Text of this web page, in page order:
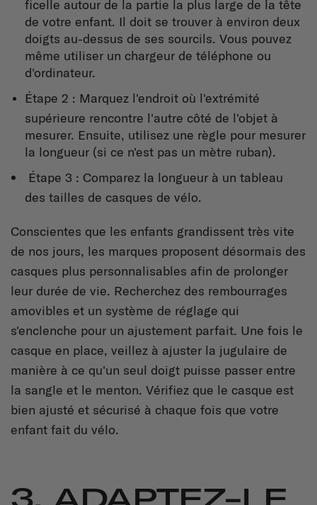
ficelle autour de la partie la plus large de la tête
de votre enfant. Il doit se trouver à environ deux
doigts au-dessus de ses sourcils. Vous pouvez
même utiliser un chargeur de téléphone ou
d'ordinateur.
Étape 2 : Marquez l'endroit où l'extrémité
supérieure rencontre l'autre côté de l'objet à
mesurer. Ensuite, utilisez une règle pour mesurer
la longueur (si ce n'est pas un mètre ruban).
Étape 3 : Comparez la longueur à un tableau
des tailles de casques de vélo.
Conscientes que les enfants grandissent très vite
de nos jours, les marques proposent désormais des
casques plus personnalisables afin de prolonger
leur durée de vie. Recherchez des rembourrages
amovibles et un système de réglage qui
s'enclenche pour un ajustement parfait. Une fois le
casque en place, veillez à ajuster la jugulaire de
manière à ce qu'un seul doigt puisse passer entre
la sangle et le menton. Vérifiez que le casque est
bien ajusté et sécurisé à chaque fois que votre
enfant fait du vélo.